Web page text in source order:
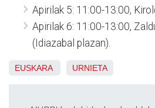
Apirilak 5: 11:00-13:00,
Apirilak 6: 11:00-13:00,
(Idiazabal plazan).
EUSKARA URNIETA